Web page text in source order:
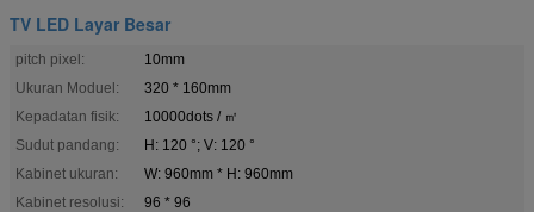
TV LED Layar Besar
pitch pixel:
10mm
Ukuran Moduel:
320 * 160mm
Kepadatan fisik:
10000dots / ㎡
Sudut pandang:
H: 120 °; V: 120 °
Kabinet ukuran:
W: 960mm * H: 960mm
Kabinet resolusi:
96 * 96